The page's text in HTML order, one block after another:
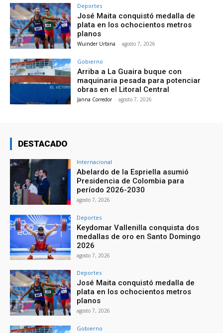
Deportes
José Maita conquistó medalla de
plata en los ochocientos metros
planos
Wuinder Urbina - agosto 7, 2026
Gobierno
Arriba a La Guaira buque con
maquinaria pesada para potenciar
obras en el Litoral Central
Janna Corredor - agosto 7, 2026
DESTACADO
Internacional
Abelardo de la Espriella asumió
Presidencia de Colombia para
período 2026-2030
agosto 7, 2026
Deportes
Keydomar Vallenilla conquista dos
medallas de oro en Santo Domingo
2026
agosto 7, 2026
Deportes
José Maita conquistó medalla de
plata en los ochocientos metros
planos
agosto 7, 2026
Gobierno